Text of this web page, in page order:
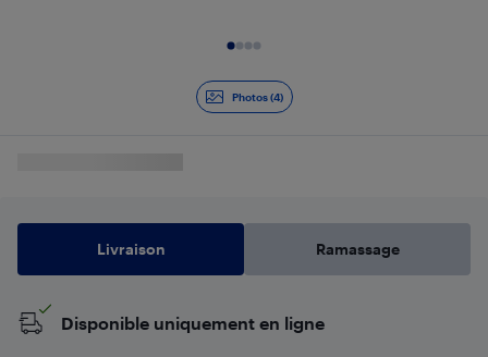
Photos (4)
Livraison Ramassage
Disponible uniquement en ligne